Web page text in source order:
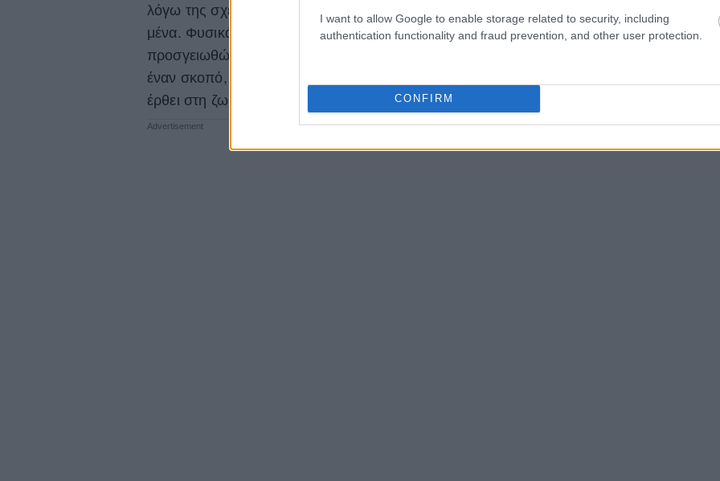
I want to allow Google to enable storage related to security, including
authentication functionality and fraud prevention, and other user protection.
CONFIRM
λόγω της σχέσης μου με τον Θεό, που πιστέυω πως είναι κάτι πολύ μεγαλύτερο από
μένα. Φυσικά, εάν εγώ ελέγχω το πεπρωμένο μου, εγώ είμαι αυτή που θα πρέπει να
προσγειωθώ. Η ελπίδα μου είναι ότι κάτι πολύ μεγαλύτερο από μένα, με δημιούργησε
έναν σκοπό, μου έμαθε πως δεν είναι μίας χρήσης και πιστεύω πως κάθε άτομο έχει
έρθει στη ζωή για έναν συγκεκριμένο σκοπό».